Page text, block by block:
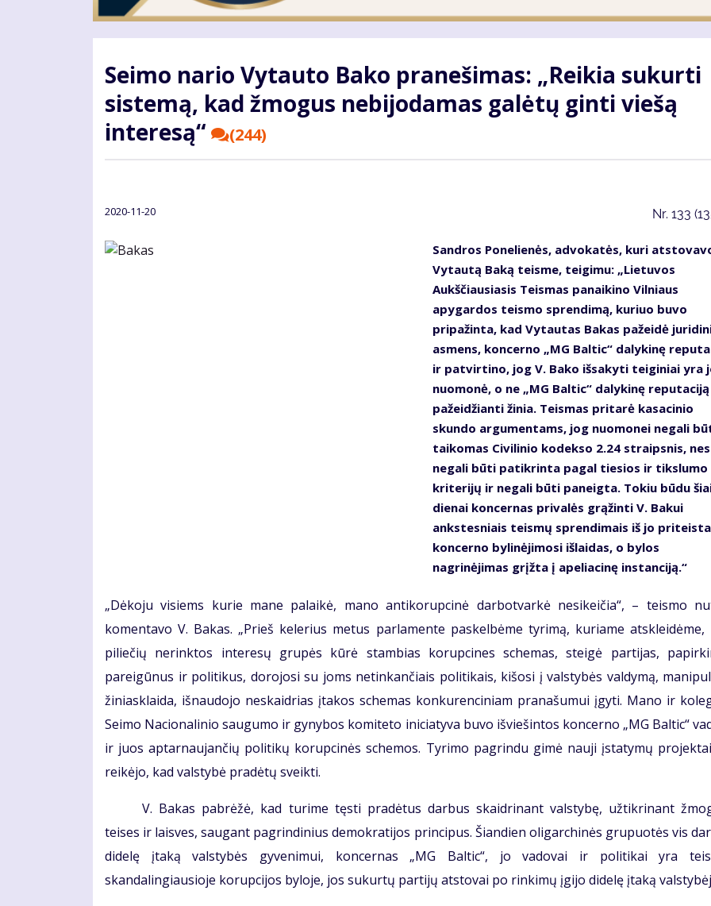
Seimo nario Vytauto Bako pranešimas: „Reikia sukurti
sistemą, kad žmogus nebijodamas galėtų ginti viešą
interesą“
(244)
2020-11-20 Nr. 133
Sandros Ponelienės, advokatės, kuri
Vytautą Baką teisme, teigimu: „Lietuvos
Aukščiausiasis Teismas panaikino Vilniaus
apygardos teismo sprendimą, kuriuo buvo
pripažinta, kad Vytautas Bakas pažeidė
asmens, koncerno „MG Baltic“ dalykinę
ir patvirtino, jog V. Bako išsakyti teiginiai yra
nuomonė, o ne „MG Baltic“ dalykinę reputaciją
pažeidžianti žinia. Teismas pritarė kasacinio
skundo argumentams, jog nuomonei negali
taikomas Civilinio kodekso 2.24 straipsnis,
negali būti patikrinta pagal tiesios ir tikslumo
kriterijų ir negali būti paneigta. Tokiu būdu
dienai koncernas privalės grąžinti V. Bakui
ankstesniais teismų sprendimais iš jo
koncerno bylinėjimosi išlaidas, o bylos
nagrinėjimas grįžta į apeliacinę instanciją.“
„Dėkoju visiems kurie mane palaikė, mano antikorupcinė darbotvarkė nesikeičia“, – teismo
komentavo V. Bakas. „Prieš kelerius metus parlamente paskelbėme tyrimą, kuriame atskleidėme,
piliečių nerinktos interesų grupės kūrė stambias korupcines schemas, steigė partijas,
pareigūnus ir politikus, dorojosi su joms netinkančiais politikais, kišosi į valstybės valdymą,
žiniasklaida, išnaudojo neskaidrias įtakos schemas konkurenciniam pranašumui įgyti. Mano ir
Seimo Nacionalinio saugumo ir gynybos komiteto iniciatyva buvo išviešintos koncerno „MG Baltic“
ir juos aptarnaujančių politikų korupcinės schemos. Tyrimo pagrindu gimė nauji įstatymų
reikėjo, kad valstybė pradėtų sveikti.
V. Bakas pabrėžė, kad turime tęsti pradėtus darbus skaidrinant valstybę, užtikrinant
teises ir laisves, saugant pagrindinius demokratijos principus. Šiandien oligarchinės grupuotės vis
didelę įtaką valstybės gyvenimui, koncernas „MG Baltic“, jo vadovai ir politikai yra
skandalingiausioje korupcijos byloje, jos sukurtų partijų atstovai po rinkimų įgijo didelę įtaką